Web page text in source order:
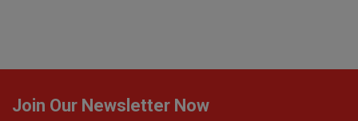
Join Our Newsletter Now